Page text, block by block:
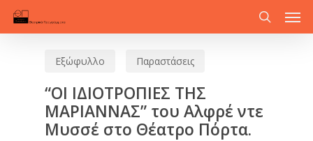
Skip
search
Εξώφυλλο Παραστάσεις
“ΟΙ ΙΔΙΟΤΡΟΠΙΕΣ ΤΗΣ
ΜΑΡΙΑΝΝΑΣ” του Αλφρέ ντε
Μυσσέ στο Θέατρο Πόρτα.